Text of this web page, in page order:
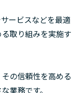
ービスなどを最適
取り組みを実施す
の信頼性を高める
業務です。